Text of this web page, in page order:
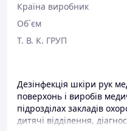
Країна виробник
Об`єм
Т. В. К. ГРУП
Дезінфекція шкіри рук
поверхонь і виробів
підрозділах закладів
дитячі відділення,